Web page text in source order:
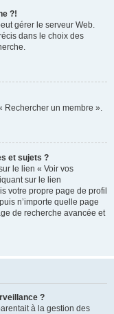
?!
gérer le serveur Web.
dans le choix des
Rechercher un membre ».
et sujets ?
le lien « Voir vos
sur le lien
votre propre page de profil
n’importe quelle page
de recherche avancée et
?
à la gestion des